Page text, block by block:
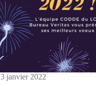
3 janvier 2022